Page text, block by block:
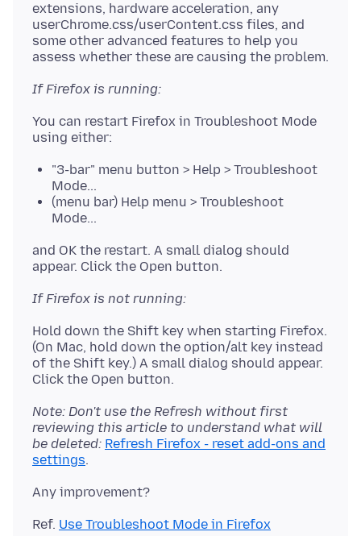
extensions, hardware acceleration, any
userChrome.css/userContent.css files, and
some other advanced features to help you
If Firefox is running:
You can restart Firefox in Troubleshoot Mode
"3-bar" menu button > Help > Troubleshoot
Mode...
(menu bar) Help menu > Troubleshoot
Mode...
and OK the restart. A small dialog should
If Firefox is not running:
Hold down the Shift key when starting Firefox.
(On Mac, hold down the option/alt key instead
of the Shift key.) A small dialog should appear.
Note: Don't use the Refresh without first
reviewing this article to understand what will
be deleted: Refresh Firefox - reset add-ons and
settings
Ref. Use Troubleshoot Mode in Firefox